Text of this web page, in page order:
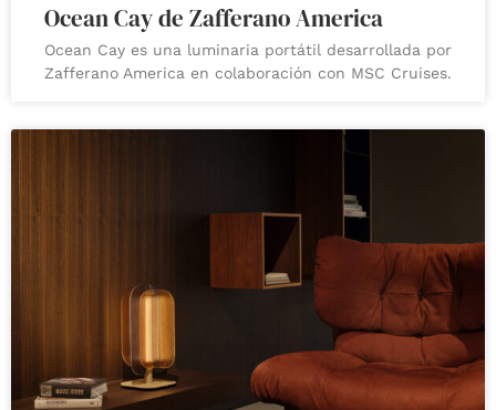
Ocean Cay de Zafferano America
Ocean Cay es una luminaria portátil desarrollada por
Zafferano America en colaboración con MSC Cruises.